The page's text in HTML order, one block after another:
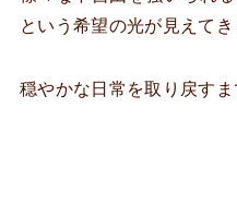
という希望の光が見えてき
穏やかな日常を取り戻す